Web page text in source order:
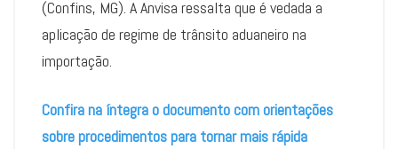
(Confins, MG). A Anvisa ressalta que é vedada a
aplicação de regime de trânsito aduaneiro na
importação.
Confira na íntegra o documento com orientações
sobre procedimentos para tornar mais rápida